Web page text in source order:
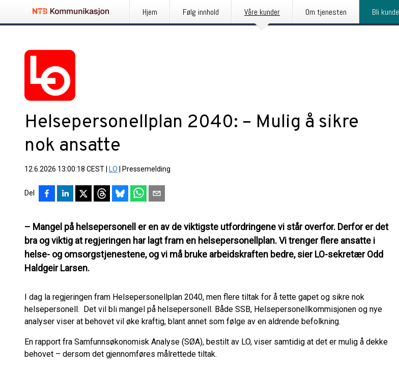
Hjem Følg innhold Våre kunder Om tjenesten Bli kunde
Helsepersonellplan 2040: – Mulig å sikre
nok ansatte
12.6.2026 13:00:18 CEST LO Pressemelding
Del
– Mangel på helsepersonell er en av de viktigste utfordringene vi står overfor. Derfor er det
bra og viktig at regjeringen har lagt fram en helsepersonellplan. Vi trenger flere ansatte i
helse- og omsorgstjenestene, og vi må bruke arbeidskraften bedre, sier LO-sekretær Odd
Haldgeir Larsen.
I dag la regjeringen fram Helsepersonellplan 2040, men flere tiltak for å tette gapet og sikre nok
helsepersonell. Det vil bli mangel på helsepersonell. Både SSB, Helsepersonellkommisjonen og nye
analyser viser at behovet vil øke kraftig, blant annet som følge av en aldrende befolkning.
En rapport fra Samfunnsøkonomisk Analyse (SØA), bestilt av LO, viser samtidig at det er mulig å dekke
behovet – dersom det gjennomføres målrettede tiltak.